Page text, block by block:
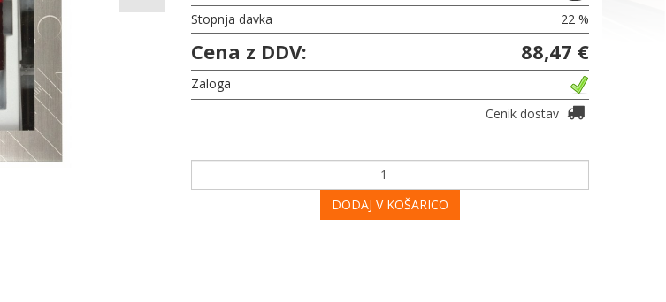
Stopnja davka
22 %
Cena z DDV: 88,47 €
Zaloga
Cenik dostav
DODAJ V KOŠARICO